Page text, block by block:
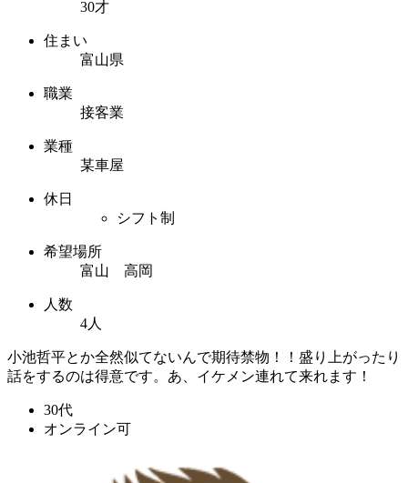
30才
住まい
富山県
職業
接客業
業種
某車屋
休日
シフト制
希望場所
富山 高岡
人数
4人
小池哲平とか全然似てないんで期待禁物！！盛り上がったり
話をするのは得意です。あ、イケメン連れて来れます！
30代
オンライン可